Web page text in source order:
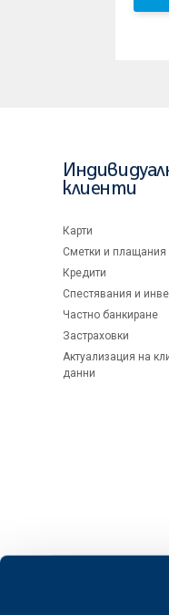
клиенти
Карти
Сметки и плащания
Кредити
Спестявания и
Частно банкиране
Застраховки
Актуализация на
данни